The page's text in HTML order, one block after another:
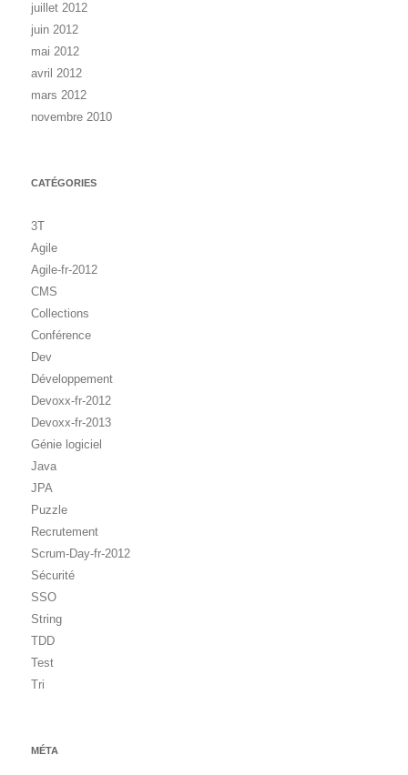
juillet 2012
juin 2012
mai 2012
avril 2012
mars 2012
novembre 2010
CATÉGORIES
3T
Agile
Agile-fr-2012
CMS
Collections
Conférence
Dev
Développement
Devoxx-fr-2012
Devoxx-fr-2013
Génie logiciel
Java
JPA
Puzzle
Recrutement
Scrum-Day-fr-2012
Sécurité
SSO
String
TDD
Test
Tri
MÉTA